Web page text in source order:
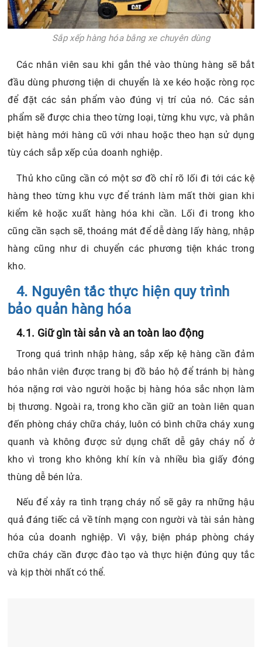
Sắp xếp hàng hóa bằng xe chuyên dùng
Các nhân viên sau khi gắn thẻ vào thùng hàng sẽ bắt
đầu dùng phương tiện di chuyển là xe kéo hoặc ròng rọc
để đặt các sản phẩm vào đúng vị trí của nó. Các sản
phẩm sẽ được chia theo từng loại, từng khu vực, và phân
biệt hàng mới hàng cũ với nhau hoặc theo hạn sử dụng
tùy cách sắp xếp của doanh nghiệp.
Thủ kho cũng cần có một sơ đồ chỉ rõ lối đi tới các kệ
hàng theo từng khu vực để tránh làm mất thời gian khi
kiểm kê hoặc xuất hàng hóa khi cần. Lối đi trong kho
cũng cần sạch sẽ, thoáng mát để dễ dàng lấy hàng, nhập
hàng cũng như di chuyển các phương tiện khác trong
kho.
4. Nguyên tắc thực hiện quy trình
bảo quản hàng hóa
4.1. Giữ gìn tài sản và an toàn lao động
Trong quá trình nhập hàng, sắp xếp kệ hàng cần đảm
bảo nhân viên được trang bị đồ bảo hộ để tránh bị hàng
hóa nặng rơi vào người hoặc bị hàng hóa sắc nhọn làm
bị thương. Ngoài ra, trong kho cần giữ an toàn liên quan
đến phòng cháy chữa cháy, luôn có bình chữa cháy xung
quanh và không được sử dụng chất dễ gây cháy nổ ở
kho vì trong kho không khí kín và nhiều bìa giấy đóng
thùng dễ bén lửa.
Nếu để xảy ra tình trạng cháy nổ sẽ gây ra những hậu
quả đáng tiếc cả về tính mạng con người và tài sản hàng
hóa của doanh nghiệp. Vì vậy, biện pháp phòng cháy
chữa cháy cần được đào tạo và thực hiện đúng quy tắc
và kịp thời nhất có thể.